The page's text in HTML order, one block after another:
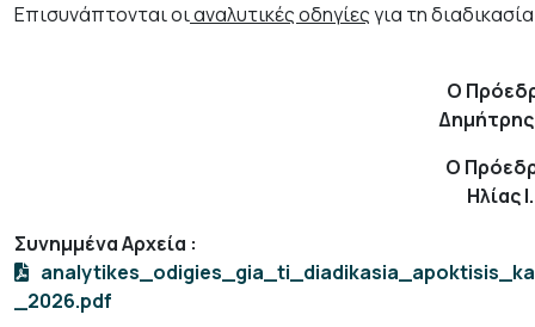
Επισυνάπτονται οιαναλυτικές οδηγίεςγια τη
Ο
Ο
Ηλίας
Συνημμένα Αρχεία :
_2026.pdf